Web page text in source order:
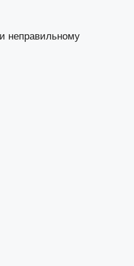
неправильному